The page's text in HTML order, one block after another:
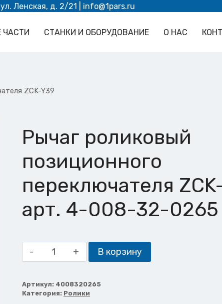
Ленская, д. 2/21 | info@1pars.ru
ЧАСТИ СТАНКИ И ОБОРУДОВАНИЕ О НАС
ZCK-Y39
Рычаг роликовый
позиционного
переключателя
арт. 4-008-32-0265
Количество
товара
роликовый
позиционного
В корзину
Артикул: 4008320265
Категория: Ролики